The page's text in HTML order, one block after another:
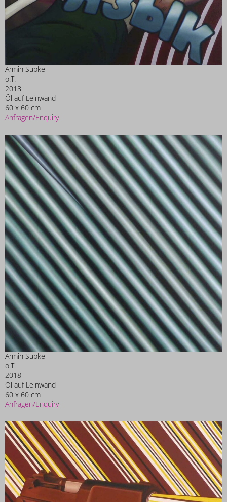
Armin Subke
o.T.
2018
Öl auf Leinwand
60 x 60 cm
Anfragen/Enquiry
Armin Subke
o.T.
2018
Öl auf Leinwand
60 x 60 cm
Anfragen/Enquiry